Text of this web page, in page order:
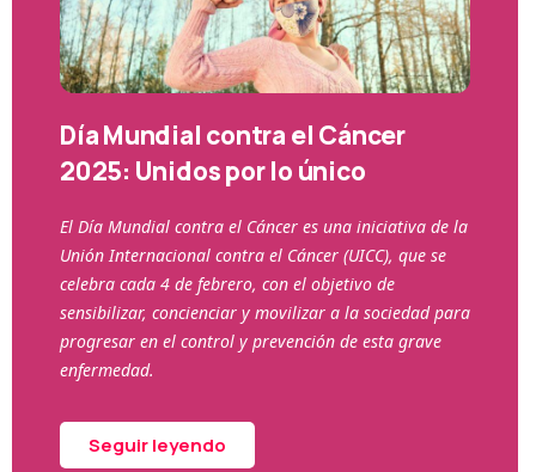
Día Mundial contra el Cáncer
2025: Unidos por lo único
El Día Mundial contra el Cáncer es una iniciativa de la
Unión Internacional contra el Cáncer (UICC), que se
celebra cada 4 de febrero, con el objetivo de
sensibilizar, concienciar y movilizar a la sociedad para
progresar en el control y prevención de esta grave
enfermedad.
Seguir leyendo